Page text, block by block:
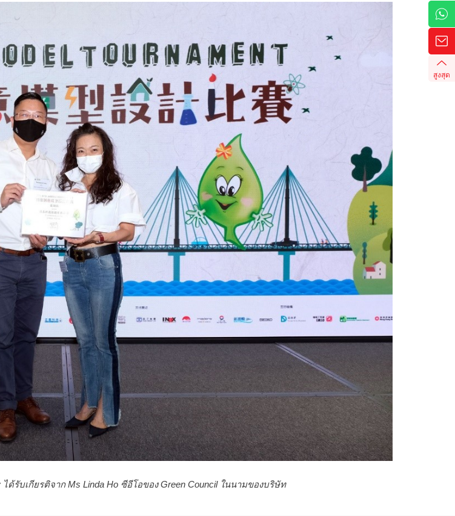
ได้รับเกียรติจาก Ms Linda Ho ซีอีโอของ Green Council ในนามของบริษัท
สูงสุด